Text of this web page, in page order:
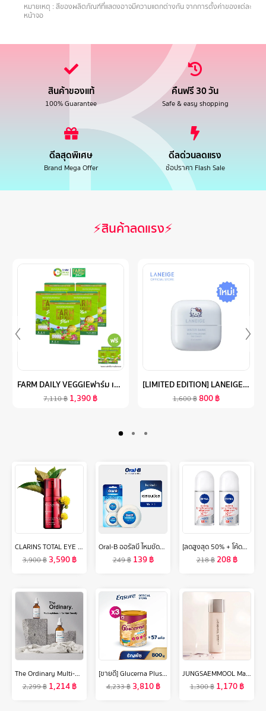
หมายเหตุ : สีของผลิตภัณฑ์ที่แสดงอาจมีความแตกต่างกัน จากการตั้งค่าของแต่ละ
หน้าจอ
สินค้าของแท้
100% Guarantee
คืนฟรี 30 วัน
Safe & easy shopping
ดีลสุดพิเศษ
Brand Mega Offer
ดีลด่วนลดแรง
ช้อปราคา Flash Sale
⚡สินค้าลดแรง⚡
FARM DAILY VEGGIEฟาร์ม เดลี่ เวจจี้ พลัส ผลิตภัณฑ์เสริมอาหารผงผักผลไม้รวม 29 ชนิด ไฟเบอร์สูง (5 แถม 4) #128934
7,110฿ 1,390฿
[LIMITED EDITION] LANEIGE X HELLO KITTY WATER BANK BLUE HYALURONIC GEL CREAM 50ML ลาเนจ วอเตอร์ แบงค์ บลู ไฮยาลูโรนิค เจล ครีม
1,600฿800฿
CLARINS TOTAL EYE LIFT 15ML คลาแรงส์ โททอล อาย ลิฟต์ ดูแลผิวรอบดวงตา ครีมรอบดวงตา ครีมบำรุงผิวรอบดวงตา
3,900฿ 3,590฿
Oral-B ออรัลบี ไหมขัดฟัน เอสเซนเชียลฟรอส 2x50 เมตร Waxed Essential Dental Floss 2x50M Value Pack
249฿ 139฿
[ลดสูงสุด 50% + โค้ดลดเพิ่ม 20%]นีเวีย เอ็กซ์ตร้า ไบรท์เทนนิ่ง แม็กซ์ โพรเทค 8 ซูเปอร์ ฟู้ด โรลออน ระงับกลิ่นกาย 50 มล. 2 ชิ้น NIVEA
218฿208฿
The Ordinary Multi-peptide Serum for Hair Density- 60m l[แพคคู่ 2pcs เอสเซ้นส์ทรีทเม้นต์บำรุงผมให้แข็งแรงและแข็งแรง
2,299฿ 1,214฿
[ขายดี] Glucerna Plus กลูเซอนา พลัส กลิ่นธัญพืช 800g 3 กระป๋อง Glucerna Plus Wheat 800g x3 สำหรับผู้ป่วยเบาหวาน
4,233฿ 3,810฿
JUNGSAEMMOOL Masterclass Glow Base 50ml จองแซมมุล มาสเตอร์คลาส โกลว์ เบส เบสปรับสภาพผิวฉ่ำโกลว์
1,300฿ 1,170฿